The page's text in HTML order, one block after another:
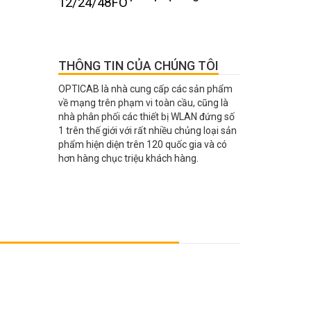
THÔNG TIN CỦA CHÚNG TÔI
OPTICAB là nhà cung cấp các sản phẩm
về mạng trên phạm vi toàn cầu, cũng là
nhà phân phối các thiết bị WLAN đứng số
1 trên thế giới với rất nhiều chủng loại sản
phẩm hiện diện trên 120 quốc gia và có
hơn hàng chục triệu khách hàng.